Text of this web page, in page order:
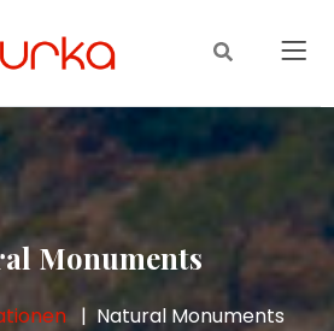
Monuments
Natural Monuments